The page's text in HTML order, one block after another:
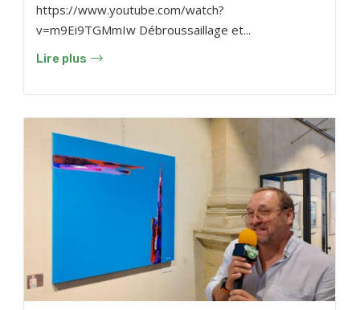
https://www.youtube.com/watch?
v=m9Ei9TGMmIw Débroussaillage et...
Lire plus